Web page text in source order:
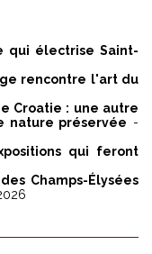
qui électrise Saint-
rencontre l'art du
Croatie : une autre
nature préservée -
qui feront
Champs-Élysées